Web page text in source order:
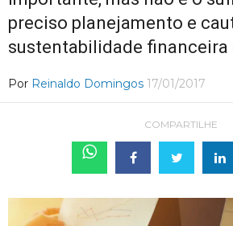
preciso planejamento e
sustentabilidade financeira
Por Reinaldo Domingos 17/01/2017
COMPARTILHE